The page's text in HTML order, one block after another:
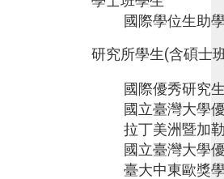
國際學位生助
研究所學生(含碩士
國際優秀研究
國立臺灣大學
拉丁美洲暨加
國立臺灣大學
臺大中東歐獎